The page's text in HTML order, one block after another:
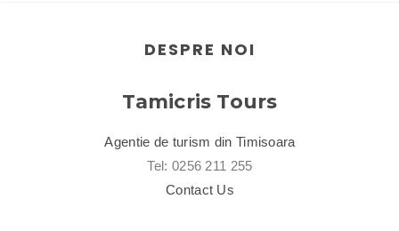
DESPRE NOI
Tamicris Tours
Agentie de turism din Timisoara
Tel: 0256 211 255
Contact Us